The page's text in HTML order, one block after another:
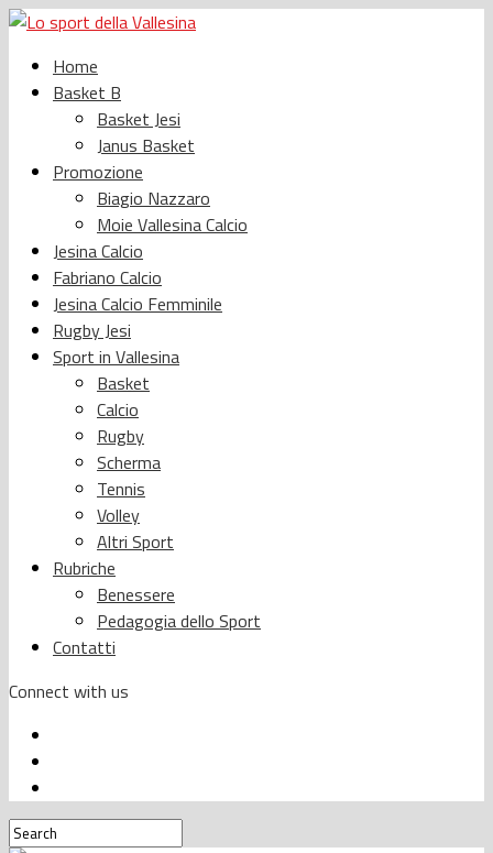
Home
Basket B
Basket Jesi
Janus Basket
Promozione
Biagio Nazzaro
Moie Vallesina Calcio
Jesina Calcio
Fabriano Calcio
Jesina Calcio Femminile
Rugby Jesi
Sport in Vallesina
Basket
Calcio
Rugby
Scherma
Tennis
Volley
Altri Sport
Rubriche
Benessere
Pedagogia dello Sport
Contatti
Connect with us